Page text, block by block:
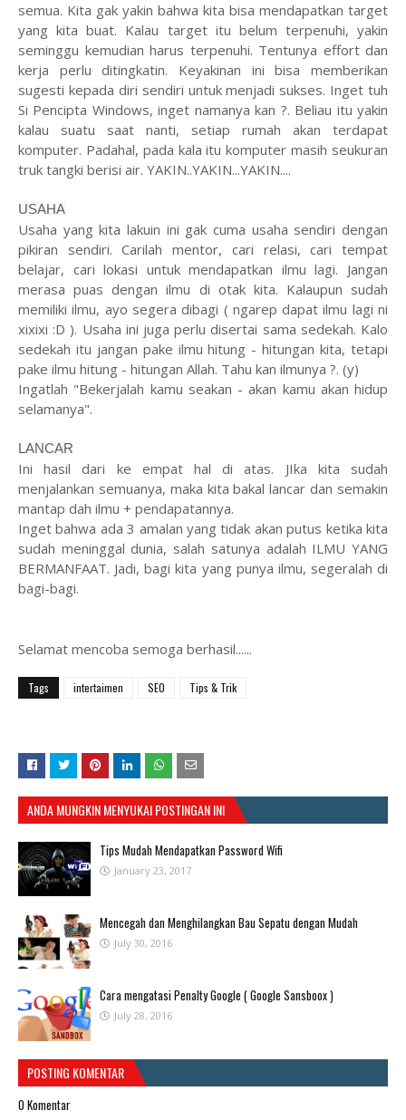
semua. Kita gak yakin bahwa kita bisa mendapatkan target
yang kita buat. Kalau target itu belum terpenuhi, yakin
seminggu kemudian harus terpenuhi. Tentunya effort dan
kerja perlu ditingkatin. Keyakinan ini bisa memberikan
sugesti kepada diri sendiri untuk menjadi sukses. Inget tuh
Si Pencipta Windows, inget namanya kan ?. Beliau itu yakin
kalau suatu saat nanti, setiap rumah akan terdapat
komputer. Padahal, pada kala itu komputer masih seukuran
truk tangki berisi air. YAKIN..YAKIN...YAKIN....
USAHA
Usaha yang kita lakuin ini gak cuma usaha sendiri dengan
pikiran sendiri. Carilah mentor, cari relasi, cari tempat
belajar, cari lokasi untuk mendapatkan ilmu lagi. Jangan
merasa puas dengan ilmu di otak kita. Kalaupun sudah
memiliki ilmu, ayo segera dibagi ( ngarep dapat ilmu lagi ni
xixixi :D ). Usaha ini juga perlu disertai sama sedekah. Kalo
sedekah itu jangan pake ilmu hitung - hitungan kita, tetapi
pake ilmu hitung - hitungan Allah. Tahu kan ilmunya ?. (y)
Ingatlah "Bekerjalah kamu seakan - akan kamu akan hidup
selamanya".
LANCAR
Ini hasil dari ke empat hal di atas. JIka kita sudah
menjalankan semuanya, maka kita bakal lancar dan semakin
mantap dah ilmu + pendapatannya.
Inget bahwa ada 3 amalan yang tidak akan putus ketika kita
sudah meninggal dunia, salah satunya adalah ILMU YANG
BERMANFAAT. Jadi, bagi kita yang punya ilmu, segeralah di
bagi-bagi.
Selamat mencoba semoga berhasil......
Tags intertaimen SEO Tips & Trik
ANDA MUNGKIN MENYUKAI POSTINGAN INI
Tips Mudah Mendapatkan Password Wifi
January 23, 2017
Mencegah dan Menghilangkan Bau Sepatu dengan Mudah
July 30, 2016
Cara mengatasi Penalty Google ( Google Sansboox )
July 28, 2016
POSTING KOMENTAR
0 Komentar